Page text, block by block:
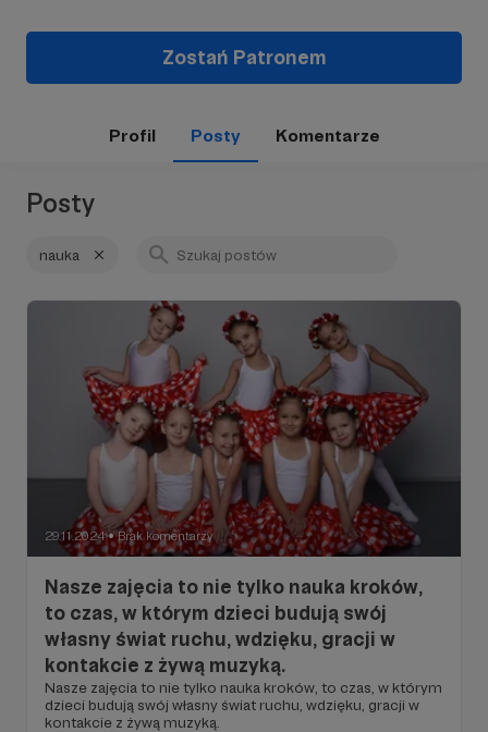
Zostań Patronem
Profil Posty Komentarze
Posty
nauka
29.11.2024 ● Brak komentarzy
Nasze zajęcia to nie tylko nauka kroków,
to czas, w którym dzieci budują swój
własny świat ruchu, wdzięku, gracji w
kontakcie z żywą muzyką.
Nasze zajęcia to nie tylko nauka kroków, to czas, w którym
dzieci budują swój własny świat ruchu, wdzięku, gracji w
kontakcie z żywą muzyką.